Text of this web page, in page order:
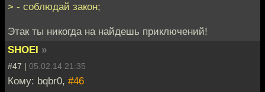
> - соблюдай закон;
Этак ты никогда на найдешь приключений!
SHOEI »
#47 | 05.02.14 21:35
Кому: bqbr0, #46